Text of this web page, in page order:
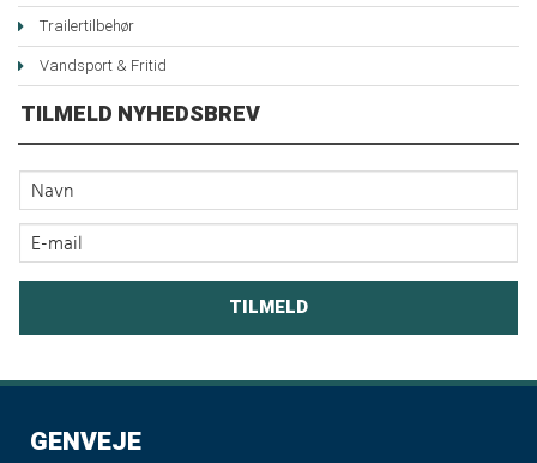
Trailertilbehør
Vandsport & Fritid
TILMELD NYHEDSBREV
GENVEJE